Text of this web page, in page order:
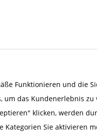
Funktionieren und die
um das Kundenerlebnis
klicken, werden
Kategorien Sie aktivieren